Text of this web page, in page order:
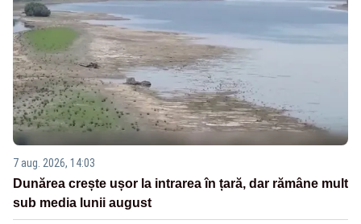
7 aug. 2026, 14:03
Dunărea crește ușor la intrarea în țară, dar rămâne mult
sub media lunii august